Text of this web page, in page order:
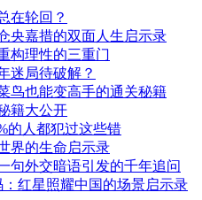
在轮回？
央嘉措的双面人生启示录
构理性的三重门
迷局待破解？
鸟也能变高手的通关秘籍
籍大公开
的人都犯过这些错
界的生命启示录
句外交暗语引发的千年追问
红星照耀中国的场景启示录